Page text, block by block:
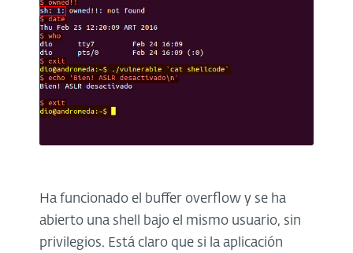
Ha funcionado el buffer overflow y se ha
abierto una shell bajo el mismo usuario, sin
privilegios. Está claro que si la aplicación